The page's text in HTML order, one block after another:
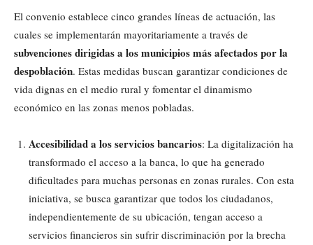
El convenio establece cinco grandes líneas de actuación, las
cuales se implementarán mayoritariamente a través de
subvenciones dirigidas a los municipios más afectados por la
despoblación. Estas medidas buscan garantizar condiciones de
vida dignas en el medio rural y fomentar el dinamismo
económico en las zonas menos pobladas.
Accesibilidad a los servicios bancarios: La digitalización ha
transformado el acceso a la banca, lo que ha generado
dificultades para muchas personas en zonas rurales. Con esta
iniciativa, se busca garantizar que todos los ciudadanos,
independientemente de su ubicación, tengan acceso a
servicios financieros sin sufrir discriminación por la brecha